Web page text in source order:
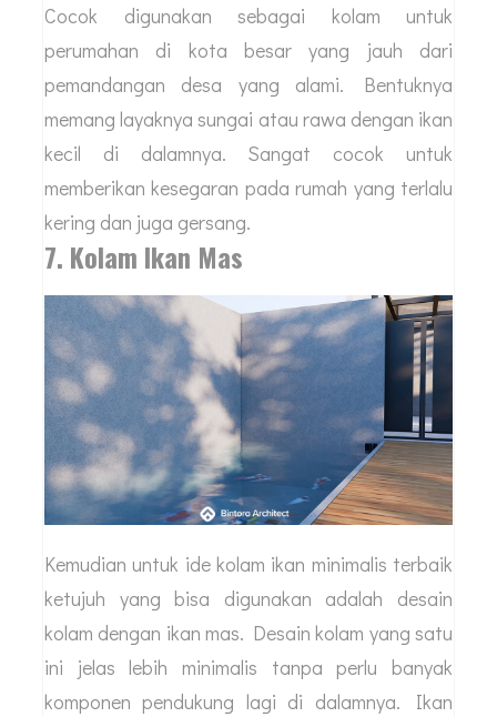
Cocok digunakan sebagai kolam untuk
perumahan di kota besar yang jauh dari
pemandangan desa yang alami. Bentuknya
memang layaknya sungai atau rawa dengan ikan
kecil di dalamnya. Sangat cocok untuk
memberikan kesegaran pada rumah yang terlalu
kering dan juga gersang.
7. Kolam Ikan Mas
Kemudian untuk ide kolam ikan minimalis terbaik
ketujuh yang bisa digunakan adalah desain
kolam dengan ikan mas. Desain kolam yang satu
ini jelas lebih minimalis tanpa perlu banyak
komponen pendukung lagi di dalamnya. Ikan